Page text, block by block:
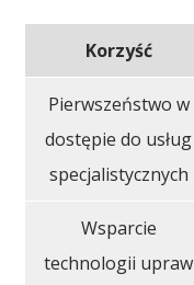
Korzyść
Pierwszeństwo w
dostępie do usług
specjalistycznych
Wsparcie
technologii upraw